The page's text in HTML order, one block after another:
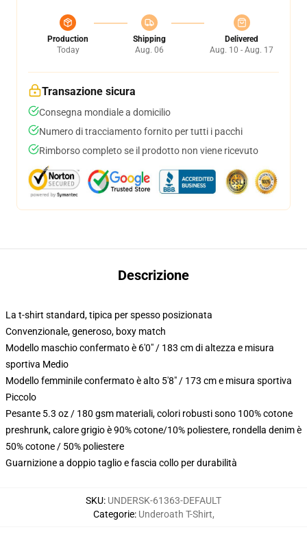
Production
Today
Shipping
Aug. 06
Delivered
Aug. 10 - Aug. 17
Transazione sicura
Consegna mondiale a domicilio
Numero di tracciamento fornito per tutti i pacchi
Rimborso completo se il prodotto non viene ricevuto
Descrizione
La t-shirt standard, tipica per spesso posizionata
Convenzionale, generoso, boxy match
Modello maschio confermato è 6'0" / 183 cm di altezza e misura
sportiva Medio
Modello femminile confermato è alto 5'8" / 173 cm e misura sportiva
Piccolo
Pesante 5.3 oz / 180 gsm materiali, colori robusti sono 100% cotone
preshrunk, calore grigio è 90% cotone/10% poliestere, rondella denim è
50% cotone / 50% poliestere
Guarnizione a doppio taglio e fascia collo per durabilità
SKU: UNDERSK-61363-DEFAULT
Categorie: Underoath T-Shirt,